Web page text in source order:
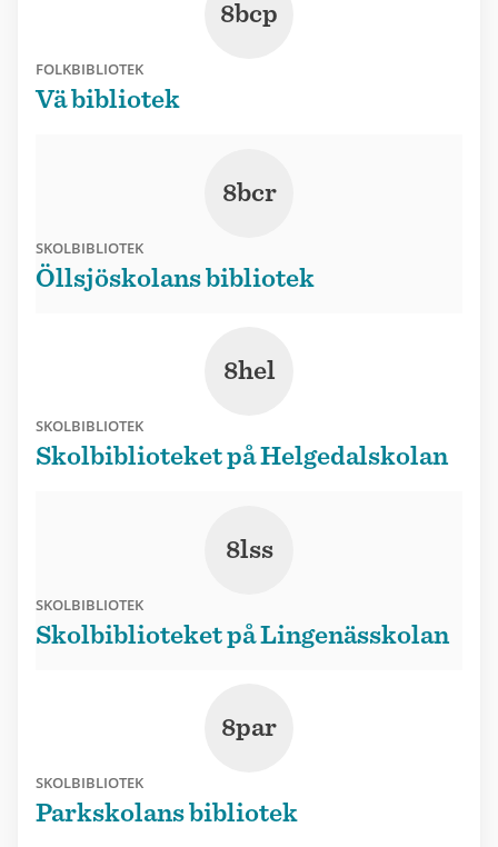
8bcp
FOLKBIBLIOTEK
Vä bibliotek
8bcr
SKOLBIBLIOTEK
Öllsjöskolans bibliotek
8hel
SKOLBIBLIOTEK
Skolbiblioteket på Helgedalskolan
8lss
SKOLBIBLIOTEK
Skolbiblioteket på Lingenässkolan
8par
SKOLBIBLIOTEK
Parkskolans bibliotek